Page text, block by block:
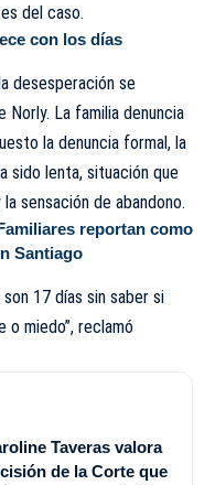
del caso.
con los días
desesperación se
Norly. La familia denuncia
la denuncia formal, la
sido lenta, situación que
sensación de abandono.
reportan como
Santiago
son 17 días sin saber si
o miedo”, reclamó
Taveras valora
de la Corte que